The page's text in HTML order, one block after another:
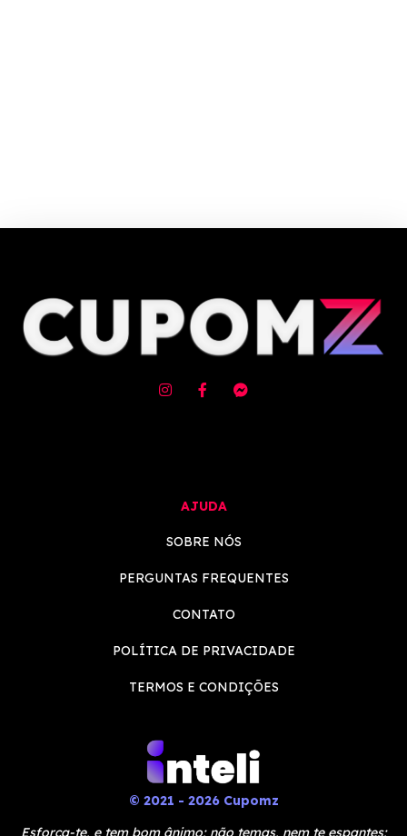
AJUDA
SOBRE NÓS
PERGUNTAS FREQUENTES
CONTATO
POLÍTICA DE PRIVACIDADE
TERMOS E CONDIÇÕES
© 2021 - 2026 Cupomz
Esforça-te, e tem bom ânimo; não temas, nem te espantes;